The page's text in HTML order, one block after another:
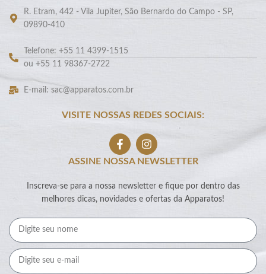
R. Etram, 442 - Vila Jupiter, São Bernardo do Campo - SP,
09890-410
Telefone: +55 11 4399-1515
ou +55 11 98367-2722
E-mail: sac@apparatos.com.br
VISITE NOSSAS REDES SOCIAIS:
ASSINE NOSSA NEWSLETTER
Inscreva-se para a nossa newsletter e fique por dentro das
melhores dicas, novidades e ofertas da Apparatos!